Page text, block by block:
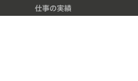
仕事の実績